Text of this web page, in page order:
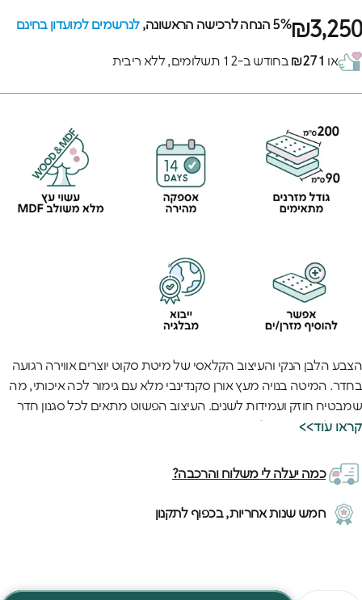
₪3,2505% הנחה לרכישה הראשונה, לנרשמים למועדון בחינם
או ₪271 בחודש ב-12 תשלומים, ללא ריבית
הצבע הלבן הנקי והעיצוב הקלאסי של מיטת סקוט יוצרים אווירה רגועה
בחדר. המיטה בנויה מעץ אורן סקנדינבי מלא עם גימור לכה איכותי, מה
שמבטיח חוזק ועמידות לשנים. העיצוב הפשוט מתאים לכל סגנון חדר
ומשתלב יפה עם כל עיצוב.
יחיד למיטה זוגית רחבה - פתרון מושלם כשחברה באה לישון או
כשמארחים אורחים. האיכות האירופאית של המיטה מורגשת בכל פרט -
מהצביעה האחידה והחלקה ועד לחיבורים החזקים שמבטיחים יציבות
גם עם שני ילדים.
<<קראו עוד
כמה יעלה לי משלוח והרכבה?
חמש שנות אחריות, בכפוף לתקנון